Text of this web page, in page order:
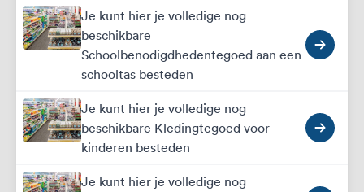
Je kunt hier je volledige nog
beschikbare
Schoolbenodigdhedentegoed aan een
schooltas besteden
Je kunt hier je volledige nog
beschikbare Kledingtegoed voor
kinderen besteden
Je kunt hier je volledige nog